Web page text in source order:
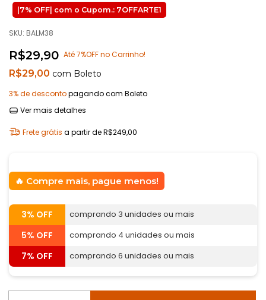
SKU: BALM38
R$29,90 Até 7%OFF no Carrinho!
R$29,00 com Boleto
3% de descontopagando com Boleto
Ver mais detalhes
Frete grátis a partir deR$249,00
Compre mais, pague menos!
3% OFF comprando 3 unidades ou mais
5% OFF comprando 4 unidades ou mais
7% OFF comprando 6 unidades ou mais